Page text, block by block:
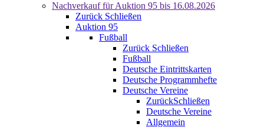
Nachverkauf für Auktion 95 bis 16.08.2026
Zurück Schließen
Auktion 95
Fußball
Zurück Schließen
Fußball
Deutsche Eintrittskarten
Deutsche Programmhefte
Deutsche Vereine
ZurückSchließen
Deutsche Vereine
Allgemein